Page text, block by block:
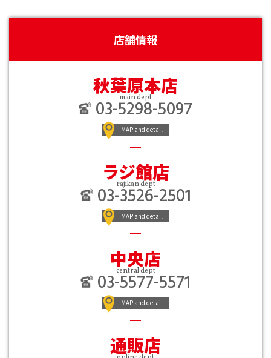
店舗情報
秋葉原本店
main dept
03-5298-5097
MAP and detail
ラジ館店
rajikan dept
03-3526-2501
MAP and detail
中央店
central dept
03-5577-5571
MAP and detail
通販店